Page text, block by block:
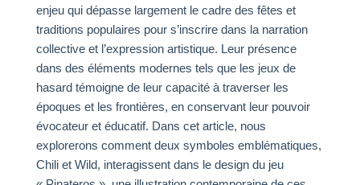
enjeu qui dépasse largement le cadre des fêtes et
traditions populaires pour s’inscrire dans la narration
collective et l’expression artistique. Leur présence
dans des éléments modernes tels que les jeux de
hasard témoigne de leur capacité à traverser les
époques et les frontières, en conservant leur pouvoir
évocateur et éducatif. Dans cet article, nous
explorerons comment deux symboles emblématiques,
Chili et Wild, interagissent dans le design du jeu